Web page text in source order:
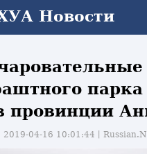
Новости
провинции
2019-04-16 10:01:44丨